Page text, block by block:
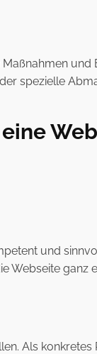
und
spezielle
und
Webseite ganz
Als